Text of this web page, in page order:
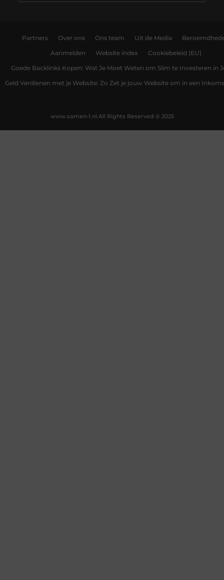
Partners Over ons Ons team Uit de Media
Aanmelden Website index Cookiebeleid (EU)
Goede Backlinks Kopen: Wat Je Moet Weten om Slim te Investeren in
Geld Verdienen met je Website: Zo Zet je jouw Website om in een
All Rights Reserved © 2025
www.samen-1.nl.